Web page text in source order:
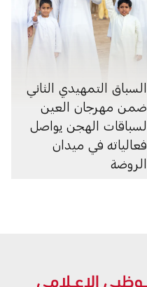
السباق التمهيدي الثاني
ضمن مهرجان العين
لسباقات الهجن يواصل
فعالياته في ميدان
الروضة